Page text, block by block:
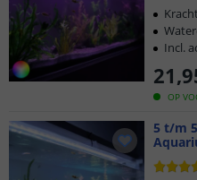
OP
21,
Incl.
5 t/m